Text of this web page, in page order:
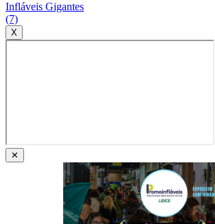
Infláveis Gigantes
(7)
X
✕